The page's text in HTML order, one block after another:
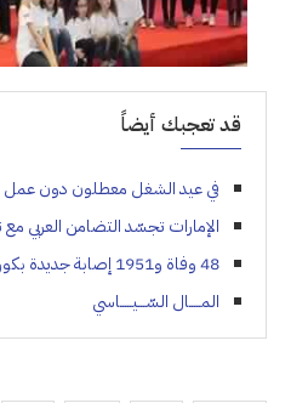
قد تعجبك أيضاً
في عيد الشغل معطلون دون
الإمارات تجسّد التضامن العربي
48 وفاة و1951 إصابة جديدة بكورونا
المـــــال السّـــيـــــاسي